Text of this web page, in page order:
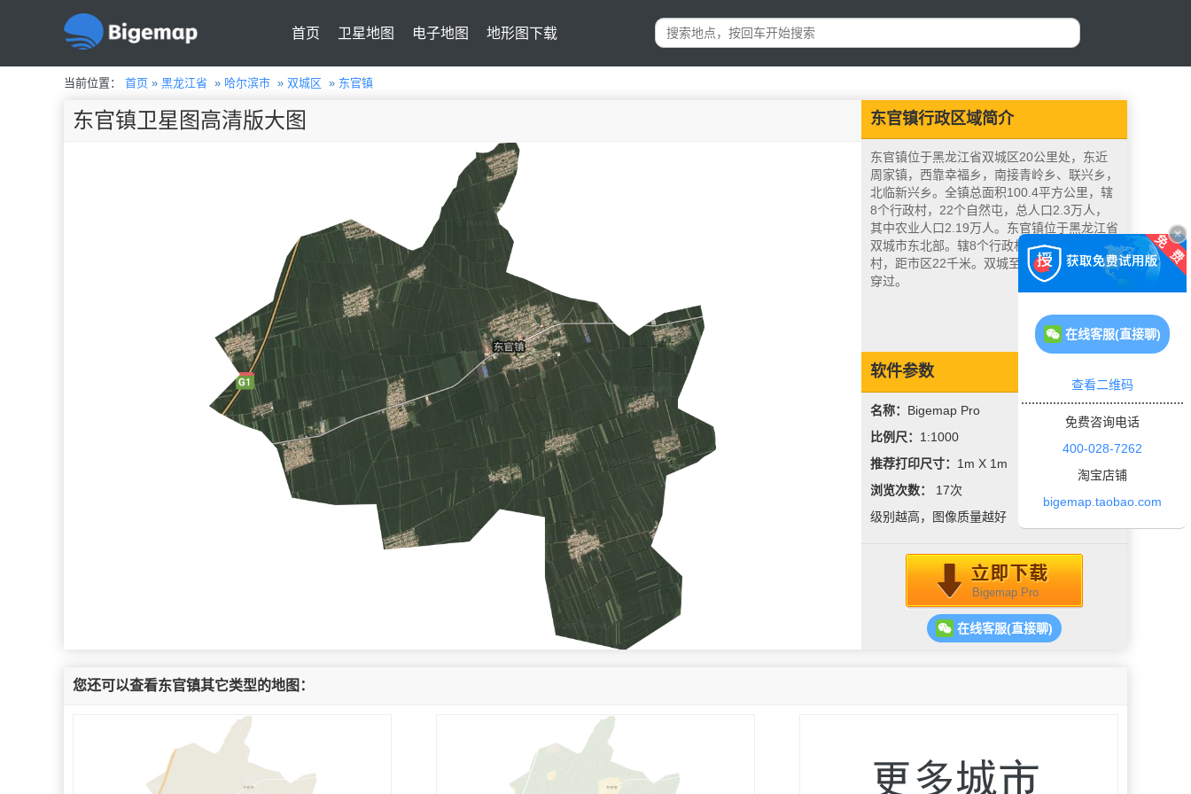
首页 卫星地图 电子地图 地形图下载
当前位置： 首页 » 黑龙江省 » 哈尔滨市 » 双城区 » 东官镇
东官镇行政区域简介
东官镇位于黑龙江省双城区20公里处，东近
周家镇，西靠幸福乡，南接青岭乡、联兴乡，
北临新兴乡。全镇总面积100.4平方公里，辖
8个行政村，22个自然屯，总人口2.3万人，
其中农业人口2.19万人。东官镇位于黑龙江省
双城市东北部。辖8个行政村。镇政府驻东官
村，距市区22千米。双城至周家公路从境中
穿过。
软件参数
名称： Bigemap Pro
比例尺： 1:1000
推荐打印尺寸： 1m X 1m
浏览次数： 17次
级别越高，图像质量越好
Bigemap Pro
在线客服(直接聊)
东官镇卫星图高清版大图
您还可以查看东官镇其它类型的地图：
在线客服(直接聊)
查看二维码
免费咨询电话
400-028-7262
淘宝店铺
bigemap.taobao.com